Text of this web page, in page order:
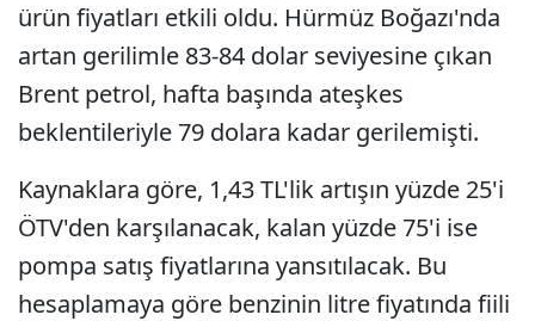
ürün fiyatları etkili oldu. Hürmüz Boğazı'nda
artan gerilimle 83-84 dolar seviyesine çıkan
Brent petrol, hafta başında ateşkes
beklentileriyle 79 dolara kadar gerilemişti.
Kaynaklara göre, 1,43 TL'lik artışın yüzde 25'i
ÖTV'den karşılanacak, kalan yüzde 75'i ise
pompa satış fiyatlarına yansıtılacak. Bu
hesaplamaya göre benzinin litre fiyatında fiili